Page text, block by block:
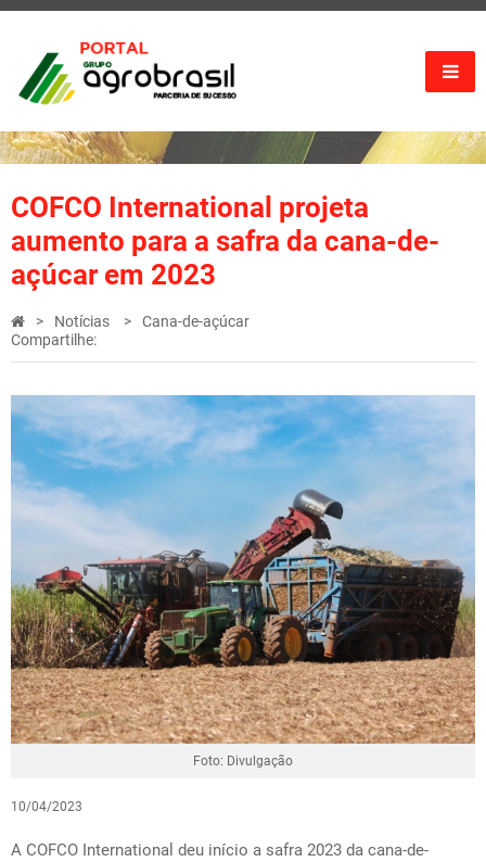
COFCO International projeta
aumento para a safra da cana-de-
açúcar em 2023
Notícias
Cana-de-açúcar
Compartilhe:
Foto: Divulgação
10/04/2023
A COFCO International deu início a safra 2023 da cana-de-